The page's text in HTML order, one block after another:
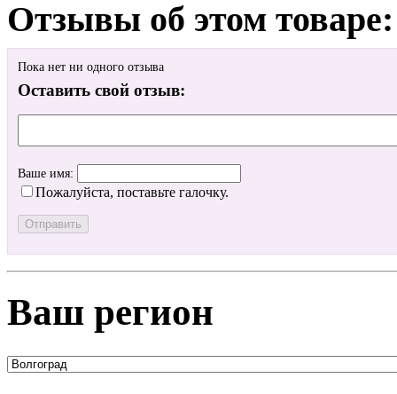
Отзывы об этом товаре:
Пока нет ни одного отзыва
Оставить свой отзыв:
Ваше имя:
Пожалуйста, поставьте галочку.
Ваш регион